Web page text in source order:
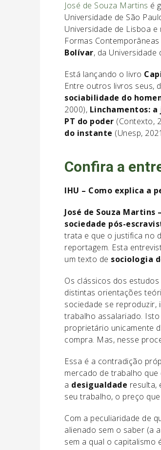
José de Souza Martins é
Universidade de São
Universidade de Lisboa
Formas
Bolívar, da
Está lançando o livro
Entre outros livros seus,
sociabilidade do
2000), Linchamentos:
PT do poder (Contexto,
do instante (Unesp,
Confira a
IHU – Como explica a
José de Souza Martins –
sociedade pós-
trata e que o justifica no
reportagem. Esta
um texto de sociologia
Os clássicos dos
distintas orientações
sociedade se reproduzir,
trabalho assalariado.
proprietário unicamente
compra. Mas, nesse
Essa é a contradição
mercado de trabalho
a desigualdade resulta,
seu trabalho, o preço
Com a peculiaridade de
alienado sem o saber (a
sem a qual o capitalismo